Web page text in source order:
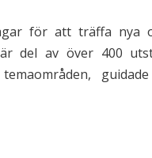
för att träffa nya
del av över 400